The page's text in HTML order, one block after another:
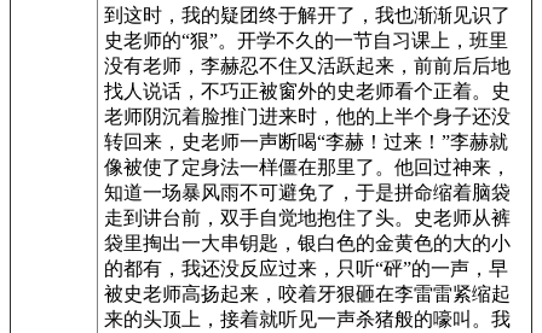
到这时，我的疑团终于解开了，我也渐渐见识了
史老师的“狠”。开学不久的一节自习课上，班里
没有老师，李赫忍不住又活跃起来，前前后后地
找人说话，不巧正被窗外的史老师看个正着。史
老师阴沉着脸推门进来时，他的上半个身子还没
转回来，史老师一声断喝“李赫！过来！”李赫就
像被使了定身法一样僵在那里了。他回过神来，
知道一场暴风雨不可避免了，于是拼命缩着脑袋
走到讲台前，双手自觉地抱住了头。史老师从裤
袋里掏出一大串钥匙，银白色的金黄色的大的小
的都有，我还没反应过来，只听“砰”的一声，早
被史老师高扬起来，咬着牙狠砸在李雷雷紧缩起
来的头顶上，接着就听见一声杀猪般的嚎叫。我